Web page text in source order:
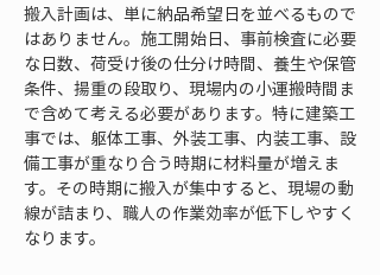
搬入計画は、単に納品希望日を並べるもので
はありません。施工開始日、事前検査に必要
な日数、荷受け後の仕分け時間、養生や保管
条件、揚重の段取り、現場内の小運搬時間ま
で含めて考える必要があります。特に建築工
事では、躯体工事、外装工事、内装工事、設
備工事が重なり合う時期に材料量が増えま
す。その時期に搬入が集中すると、現場の動
線が詰まり、職人の作業効率が低下しやすく
なります。